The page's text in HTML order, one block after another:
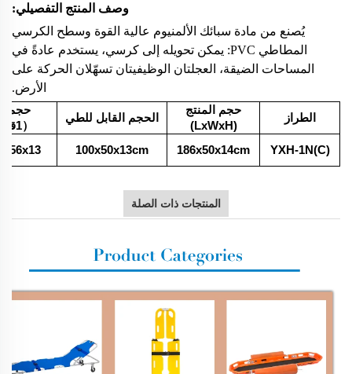
وصف المنتج التفصيلي:
يُصنع من مادة سبائك الألمنيوم عالية القوة وسطح الكرسي
المطاطي PVC: يمكن تحويله إلى كرسي، يستخدم عادةً في
المساحات الضيقة، العجلتان الوظيفيتان تسهّلان الحركة على
الأرض.
الطراز
حجم المنتج
(LxWxH)
الحجم القابل للطي
حجم
（1قطعة
YXH-1N(C)
186x50x14cm
100x50x13cm
المنتجات ذات الصلة